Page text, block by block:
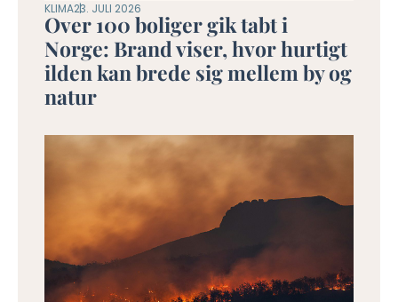
KLIMA23. JULI 2026
Over 100 boliger gik tabt i
Norge: Brand viser, hvor hurtigt
ilden kan brede sig mellem by og
natur